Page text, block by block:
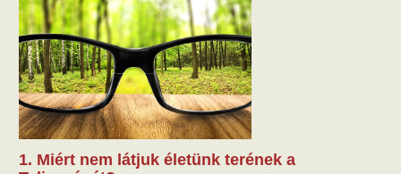
1. Miért nem látjuk életünk terének a